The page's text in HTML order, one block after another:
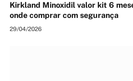
Kirkland Minoxidil valor kit 6
onde comprar com segurança
29/04/2026